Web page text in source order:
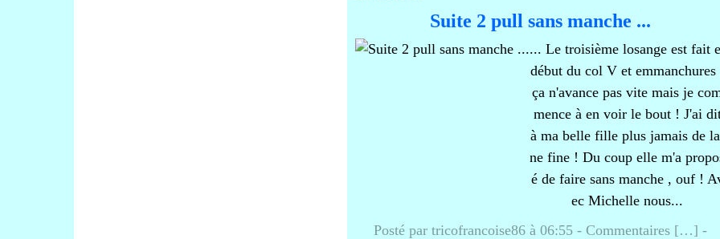
Suite 2 pull sans manche ...
... Le troisième losange est fait
début du col V et emmanchures
ça n'avance pas vite mais je
mence à en voir le bout ! J'ai
à ma belle fille plus jamais de
ne fine ! Du coup elle m'a
é de faire sans manche , ouf !
ec Michelle nous...
Posté par tricofrancoise86 à 06:55 - Commentaires […] -